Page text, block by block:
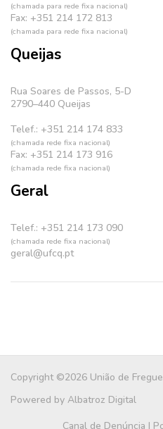
(chamada para rede fixa nacional)
Fax: +351 214 172 813
(chamada para rede fixa nacional)
Queijas
Rua Soares de Passos, 5-D
2790–440 Queijas
Telef.: +351 214 174 833
(chamada rede fixa nacional)
Fax: +351 214 173 916
(chamada rede fixa nacional)
Geral
Telef.: +351 214 173 090
(chamada rede fixa nacional)
geral@ufcq.pt
Copyright ©2026 União de
Powered by Albatroz Digital
Canal de Denúncia |